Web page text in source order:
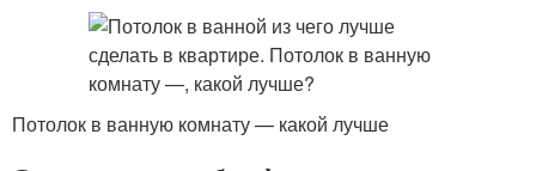
Потолок в ванную комнату — какой лучше